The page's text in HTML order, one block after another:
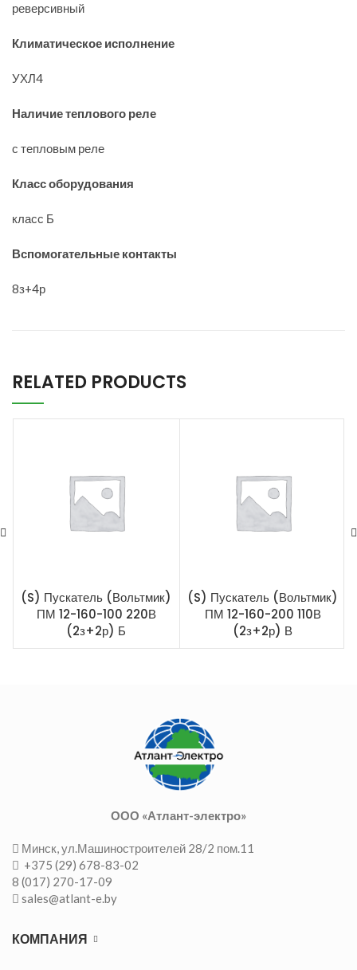
реверсивный
Климатическое исполнение
УХЛ4
Наличие теплового реле
с тепловым реле
Класс оборудования
класс Б
Вспомогательные контакты
8з+4р
RELATED PRODUCTS
(S) Пускатель (Вольтмик)
ПМ 12-160-100 220В
(2з+2р) Б
(S) Пускатель (Вольтмик)
ПМ 12-160-200 110В
(2з+2р) В
ООО «Атлант-электро»
Минск, ул.Машиностроителей 28/2 пом.11
+375 (29) 678-83-02
8 (017) 270-17-09
sales@atlant-e.by
КОМПАНИЯ